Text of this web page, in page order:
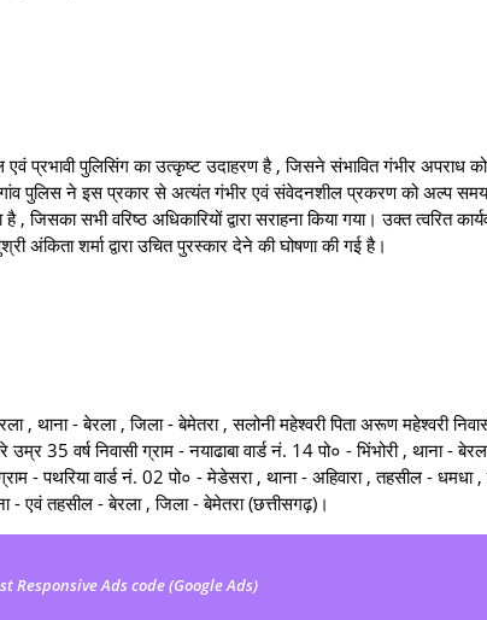
प्रभावी पुलिसिंग का उत्कृष्ट उदाहरण है , जिसने संभावित गंभीर अपराध
पुलिस ने इस प्रकार से अत्यंत गंभीर एवं संवेदनशील प्रकरण को अल्प
सभी वरिष्ठ अधिकारियों द्वारा सराहना किया गया। उक्त त्वरित
अंकिता शर्मा द्वारा उचित पुरस्कार देने की घोषणा की गई है।
, थाना - बेरला , जिला - बेमेतरा , सलोनी महेश्वरी पिता अरूण महेश्वरी
35 वर्ष निवासी ग्राम - नयाढाबा वार्ड नं. 14 पो० - भिंभोरी , थाना -
- पथरिया वार्ड नं. 02 पो० - मेडेसरा , थाना - अहिवारा , तहसील -
- एवं तहसील - बेरला , जिला - बेमेतरा (छत्तीसगढ़)।
Responsive Ads code (Google Ads)